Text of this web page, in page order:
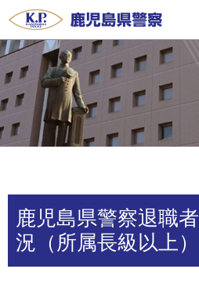
鹿児島県警察
鹿児島県警察退職
況（所属長級以上）